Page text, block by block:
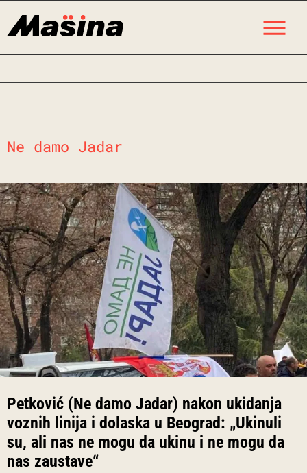
Ne damo Jadar
Petković (Ne damo Jadar) nakon ukidanja
voznih linija i dolaska u Beograd: „Ukinuli
su, ali nas ne mogu da ukinu i ne mogu da
nas zaustave“